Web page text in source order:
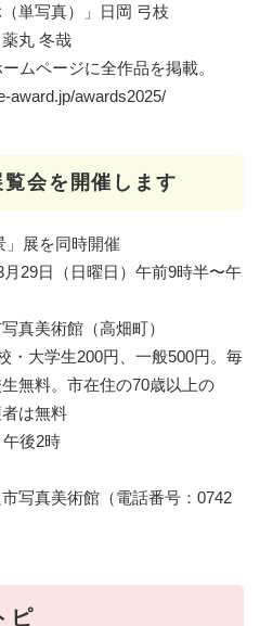
単写真）」日岡 弓枝
丸 冬哉
ムページに全作品を掲載。
award.jp/awards2025/
覧会を開催します
展を同時開催
29日（日曜日）午前9時半〜午
真美術館（高畑町）
・大学生200円、一般500円。毎
無料。市在住の70歳以上の
は無料
後2時
写真美術館（電話番号：0742
ピ